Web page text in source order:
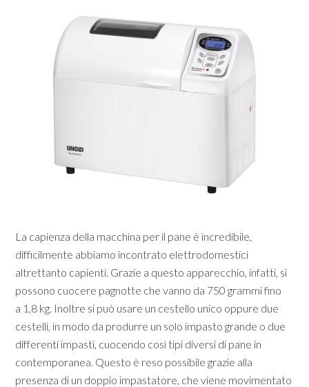
La capienza della macchina per il pane è incredibile,
difficilmente abbiamo incontrato elettrodomestici
altrettanto capienti. Grazie a questo apparecchio, infatti, si
possono cuocere pagnotte che vanno da 750 grammi fino
a 1,8 kg. Inoltre si può usare un cestello unico oppure due
cestelli, in modo da produrre un solo impasto grande o due
differenti impasti, cuocendo così tipi diversi di pane in
contemporanea. Questo è reso possibile grazie alla
presenza di un doppio impastatore, che viene movimentato